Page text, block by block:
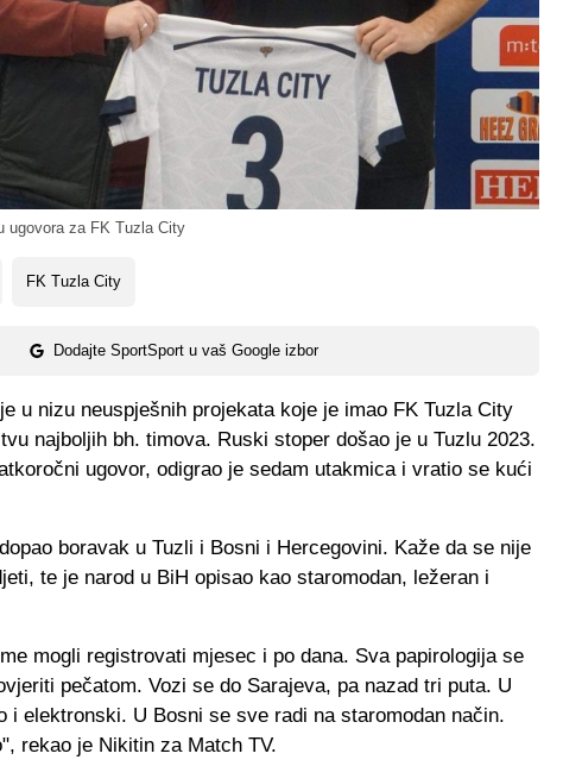
ugovora za FK Tuzla City
FK Tuzla City
Dodajte SportSport u vaš Google izbor
u nizu neuspješnih projekata koje je imao FK Tuzla City
najboljih bh. timova. Ruski stoper došao je u Tuzlu 2023.
ugovor, odigrao je sedam utakmica i vratio se kući
boravak u Tuzli i Bosni i Hercegovini. Kaže da se nije
te je narod u BiH opisao kao staromodan, ležeran i
mogli registrovati mjesec i po dana. Sva papirologija se
pečatom. Vozi se do Sarajeva, pa nazad tri puta. U
i elektronski. U Bosni se sve radi na staromodan način.
rekao je Nikitin za Match TV.